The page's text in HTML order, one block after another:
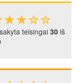
teisingai 30 iš